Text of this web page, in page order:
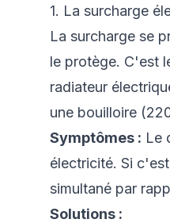
1. La surcharge
La surcharge se
le protège. C'est
radiateur
une bouilloire
Symptômes : Le
électricité. Si
simultané par
Solutions :